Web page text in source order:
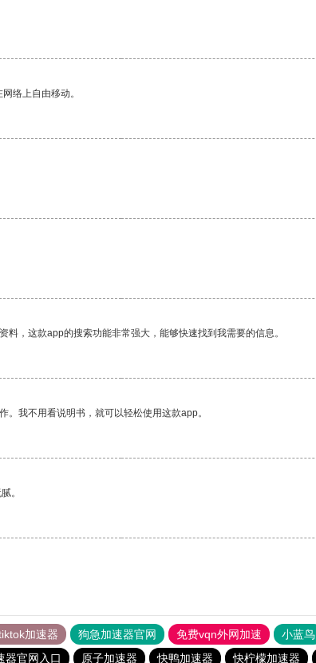
络上自由移动。
，这款app的搜索功能非常强大，能够快速找到我需要的信息。
我不用看说明书，就可以轻松使用这款app。
。
加速器 狗急加速器官网 免费vqn外网加速 小蓝鸟
器官网入口 原子加速器 快鸭加速器 快柠檬加速器